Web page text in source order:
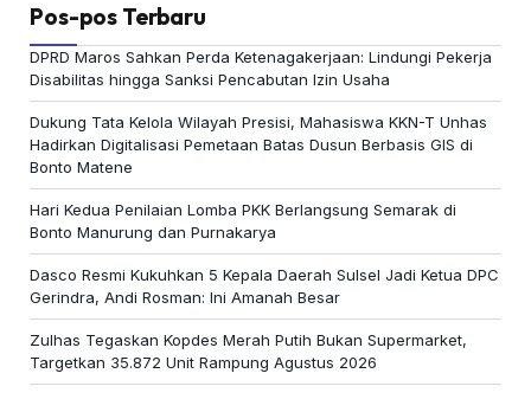
Pos-pos Terbaru
DPRD Maros Sahkan Perda Ketenagakerjaan: Lindungi Pekerja
Disabilitas hingga Sanksi Pencabutan Izin Usaha
Dukung Tata Kelola Wilayah Presisi, Mahasiswa KKN-T Unhas
Hadirkan Digitalisasi Pemetaan Batas Dusun Berbasis GIS di
Bonto Matene
Hari Kedua Penilaian Lomba PKK Berlangsung Semarak di
Bonto Manurung dan Purnakarya
Dasco Resmi Kukuhkan 5 Kepala Daerah Sulsel Jadi Ketua DPC
Gerindra, Andi Rosman: Ini Amanah Besar
Zulhas Tegaskan Kopdes Merah Putih Bukan Supermarket,
Targetkan 35.872 Unit Rampung Agustus 2026